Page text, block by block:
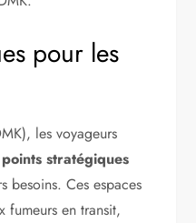
pour les
les voyageurs
points stratégiques
besoins. Ces espaces
fumeurs en transit,